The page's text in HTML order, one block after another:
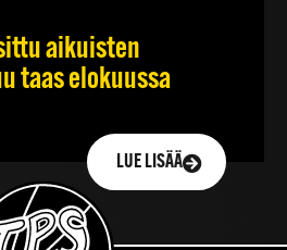
aikuisten
taas elokuussa
LUE LISÄÄ